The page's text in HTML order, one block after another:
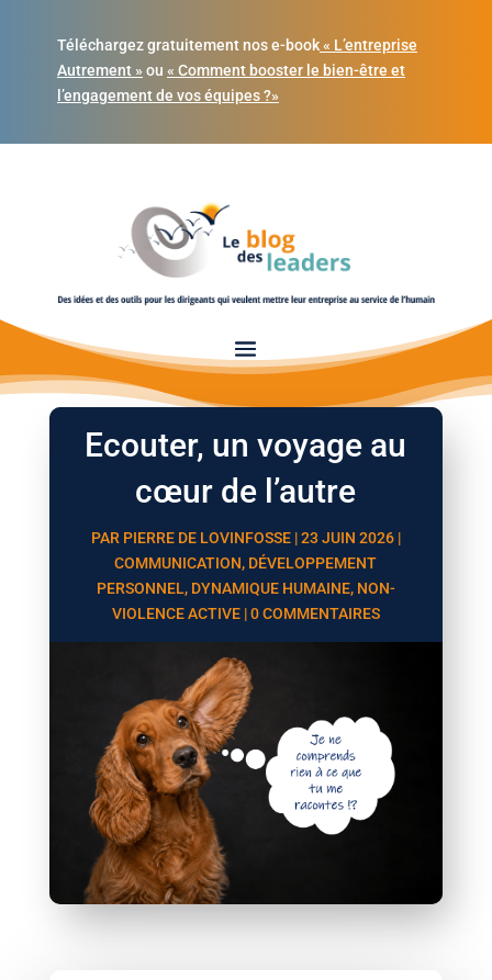
Téléchargez gratuitement nos e-book« L’entreprise
Autrement » ou « Comment booster le bien-être et
l’engagement de vos équipes ?»
Ecouter, un voyage au
cœur de l’autre
PAR PIERRE DE LOVINFOSSE|23 JUIN 2026|
COMMUNICATION, DÉVELOPPEMENT
PERSONNEL, DYNAMIQUE HUMAINE, NON-
VIOLENCE ACTIVE|0 COMMENTAIRES